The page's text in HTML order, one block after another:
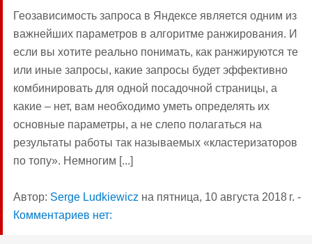
Геозависимость запроса в Яндексе является одним из
важнейших параметров в алгоритме ранжирования. И
если вы хотите реально понимать, как ранжируются те
или иные запросы, какие запросы будет эффективно
комбинировать для одной посадочной страницы, а
какие – нет, вам необходимо уметь определять их
основные параметры, а не слепо полагаться на
результаты работы так называемых «кластеризаторов
по топу». Немногим [...]
Автор: Serge Ludkiewicz на пятница, 10 августа 2018 г. -
Комментариев нет: